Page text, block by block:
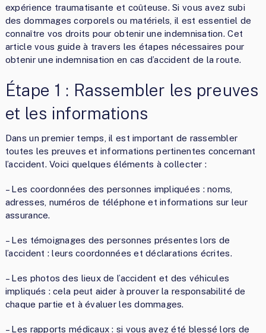
expérience traumatisante et coûteuse. Si vous avez subi
des dommages corporels ou matériels, il est essentiel de
connaître vos droits pour obtenir une indemnisation. Cet
article vous guide à travers les étapes nécessaires pour
obtenir une indemnisation en cas d’accident de la route.
Étape 1 : Rassembler les preuves
et les informations
Dans un premier temps, il est important de rassembler
toutes les preuves et informations pertinentes concernant
l’accident. Voici quelques éléments à collecter :
– Les coordonnées des personnes impliquées : noms,
adresses, numéros de téléphone et informations sur leur
assurance.
– Les témoignages des personnes présentes lors de
l’accident : leurs coordonnées et déclarations écrites.
– Les photos des lieux de l’accident et des véhicules
impliqués : cela peut aider à prouver la responsabilité de
chaque partie et à évaluer les dommages.
– Les rapports médicaux : si vous avez été blessé lors de